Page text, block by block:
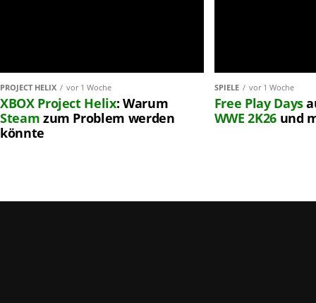
PROJECT HELIX vor 1 Woche
XBOX Project Helix: Warum
Steam zum Problem werden
könnte
SPIELE vor 1 Woche
Free Play Days
WWE 2K26und